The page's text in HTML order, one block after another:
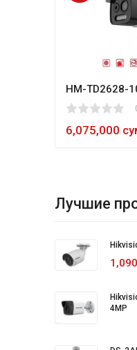
HM-TD2628-
6,075,000
Лучшие
4MP